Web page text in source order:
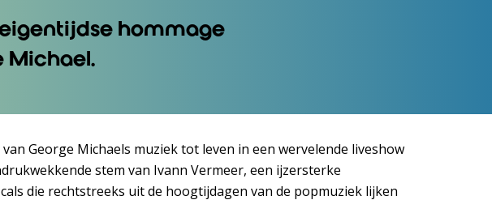
hommage
Michael.
George Michaels muziek tot leven in een wervelende liveshow
stem van Ivann Vermeer, een ijzersterke
die rechtstreeks uit de hoogtijdagen van de popmuziek lijken